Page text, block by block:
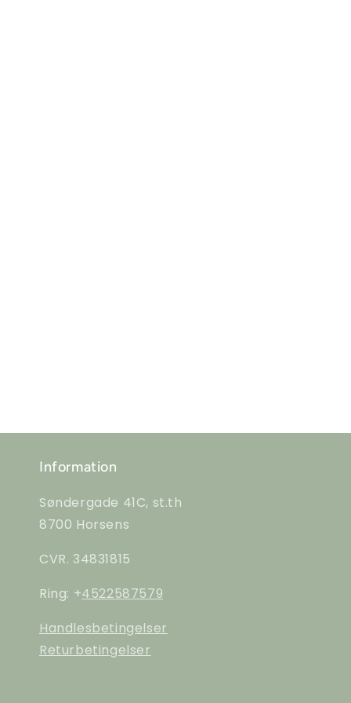
Information
Søndergade 41C, st.th
8700 Horsens
CVR. 34831815
Ring: +4522587579
Handlesbetingelser
Returbetingelser